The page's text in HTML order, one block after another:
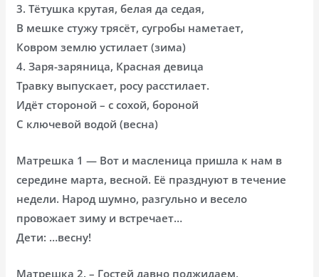
3. Тётушка крутая, белая да седая,
В мешке стужу трясёт, сугробы наметает,
Ковром землю устилает (зима)
4. Заря-заряница, Красная девица
Травку выпускает, росу расстилает.
Идёт стороной – с сохой, бороной
С ключевой водой (весна)
Матрешка 1 — Вот и масленица пришла к нам в
середине марта, весной. Её празднуют в течение
недели. Народ шумно, разгульно и весело
провожает зиму и встречает…
Дети: …весну!
Матрешка 2. – Гостей давно поджидаем,